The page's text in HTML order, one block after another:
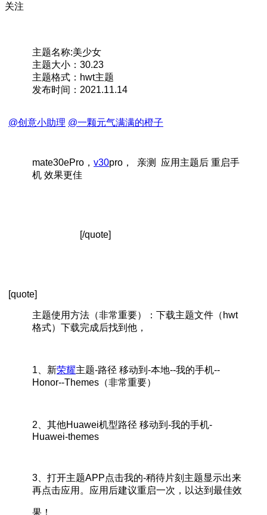
关注
主题名称:美少女
主题大小：30.23
主题格式：hwt主题
发布时间：2021.11.14
@创意小助理 @一颗元气满满的橙子
mate30ePro， v30pro， 亲测 应用主题后 重启手
机 效果更佳
[/quote]
[quote]
主题使用方法（非常重要）：下载主题文件（hwt
格式）下载完成后找到他，
1、新荣耀主题-路径 移动到-本地--我的手机--
Honor--Themes（非常重要）
2、其他Huawei机型路径 移动到-我的手机-
Huawei-themes
3、打开主题APP点击我的-稍待片刻主题显示出来
再点击应用。应用后建议重启一次，以达到最佳效
果！